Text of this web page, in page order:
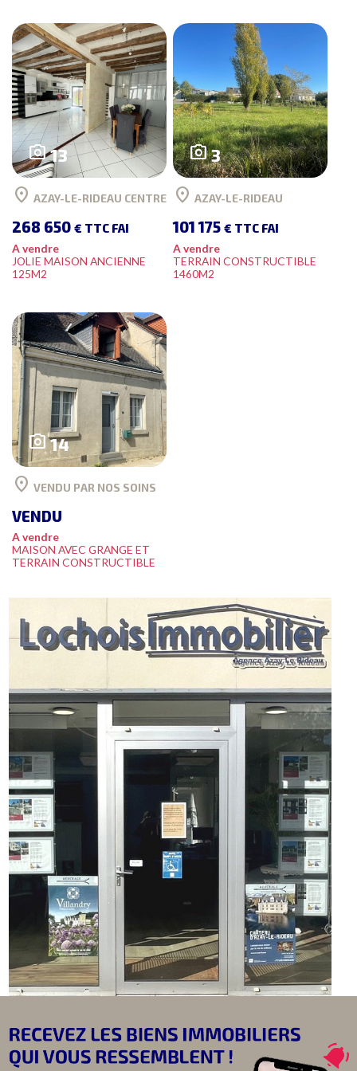
photo_camera13
location_on AZAY-LE-RIDEAU CENTRE
268 650€ TTC FAI
A vendre
JOLIE MAISON ANCIENNE
125M2
photo_camera3
location_on AZAY-LE-RIDEAU
101 175€ TTC FAI
A vendre
TERRAIN CONSTRUCTIBLE
1460M2
photo_camera14
location_on VENDU PAR NOS SOINS
VENDU
A vendre
MAISON AVEC GRANGE ET
TERRAIN CONSTRUCTIBLE